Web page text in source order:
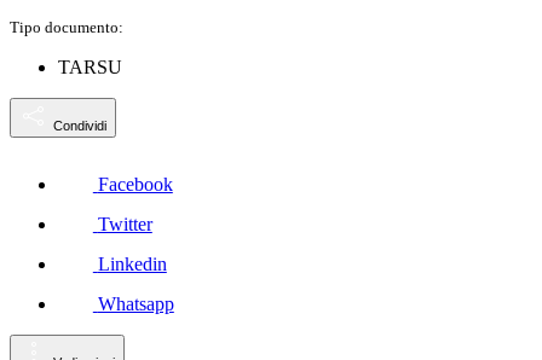
Tipo documento:
TARSU
Condividi
Facebook
Twitter
Linkedin
Whatsapp